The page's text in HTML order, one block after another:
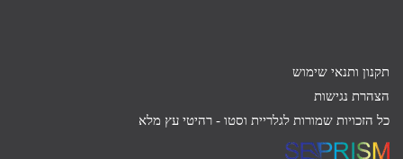
תקנון ותנאי שימוש
הצהרת נגישות
כל הזכויות שמורות לגלריית וסטו - רהיטי עץ מלא